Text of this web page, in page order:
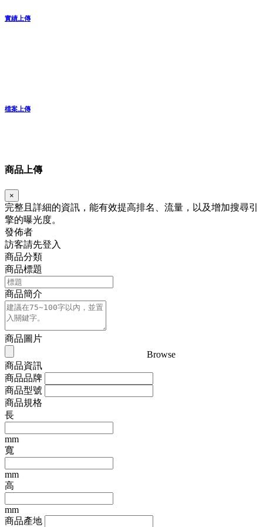
實績上傳
檔案上傳
商品上傳
×
完整且詳細的資訊，能有效提高排名、流量，以及增加搜尋引
擎的曝光度。
發佈者
訪客請先登入
商品分類
商品標題
商品簡介
商品圖片
Browse
商品資訊
商品品牌
商品型號
商品規格
長
mm
寬
mm
高
mm
商品產地